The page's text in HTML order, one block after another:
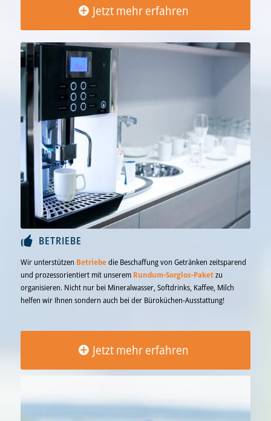
Jetzt mehr erfahren
Jetzt mehr erfahren…
BETRIEBE
Wir unterstützen Betriebedie Beschaffung von Getränken zeitsparend
und prozessorientiert mit unserem Rundum-Sorglos-Paketzu
organisieren. Nicht nur bei Mineralwasser, Softdrinks, Kaffee, Milch
helfen wir Ihnen sondern auch bei der Büroküchen-Ausstattung!
Jetzt mehr erfahren